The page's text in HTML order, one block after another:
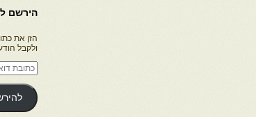
הירשם
הזן את
ולקבל
כתובת
דואר
אלקטרוני